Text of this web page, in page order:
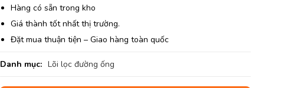
Hàng có sẵn trong kho
Giá thành tốt nhất thị trường.
Đặt mua thuận tiện – Giao hàng toàn quốc
Danh mục: Lõi lọc đường ống